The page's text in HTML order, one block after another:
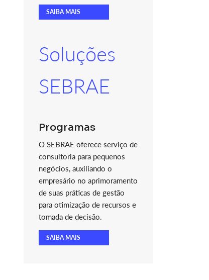
SAIBA MAIS
Soluções
SEBRAE
Programas
O SEBRAE oferece serviço de
consultoria para pequenos
negócios, auxiliando o
empresário no aprimoramento
de suas práticas de gestão
para otimização de recursos e
tomada de decisão.
SAIBA MAIS